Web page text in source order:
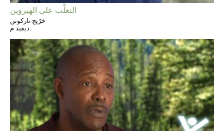
التغلُّب على الهيروين
خرّيج ناركونن
ديفيد م.